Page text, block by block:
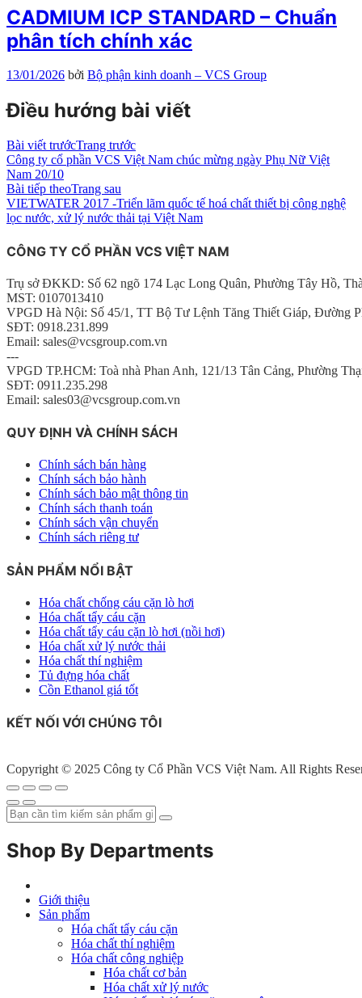
CADMIUM ICP STANDARD – Chuẩn
phân tích chính xác
13/01/2026 bởi Bộ phận kinh doanh – VCS Group
Điều hướng bài viết
Bài viết trướcTrang trước
Công ty cổ phần VCS Việt Nam chúc mừng ngày Phụ Nữ Việt
Nam 20/10
Bài tiếp theoTrang sau
VIETWATER 2017 -Triển lãm quốc tế hoá chất thiết bị công nghệ
lọc nước, xử lý nước thải tại Việt Nam
CÔNG TY CỔ PHẦN VCS VIỆT NAM
Trụ sở ĐKKD: Số 62 ngõ 174 Lạc Long Quân, Phường Tây Hồ,
MST: 0107013410
VPGD Hà Nội: Số 45/1, TT Bộ Tư Lệnh Tăng Thiết Giáp, Đường
SĐT: 0918.231.899
Email: sales@vcsgroup.com.vn
---
VPGD TP.HCM: Toà nhà Phan Anh, 121/13 Tân Cảng, Phường
SĐT: 0911.235.298
Email: sales03@vcsgroup.com.vn
QUY ĐỊNH VÀ CHÍNH SÁCH
Chính sách bán hàng
Chính sách bảo hành
Chính sách bảo mật thông tin
Chính sách thanh toán
Chính sách vận chuyển
Chính sách riêng tư
SẢN PHẨM NỔI BẬT
Hóa chất chống cáu cặn lò hơi
Hóa chất tẩy cáu cặn
Hóa chất tẩy cáu cặn lò hơi (nồi hơi)
Hóa chất xử lý nước thải
Hóa chất thí nghiệm
Tủ đựng hóa chất
Cồn Ethanol giá tốt
KẾT NỐI VỚI CHÚNG TÔI
Copyright © 2025 Công ty Cổ Phần VCS Việt Nam. All Rights
Shop By Departments
Giới thiệu
Sản phẩm
Hóa chất tẩy cáu cặn
Hóa chất thí nghiệm
Hóa chất công nghiệp
Hóa chất cơ bản
Hóa chất xử lý nước